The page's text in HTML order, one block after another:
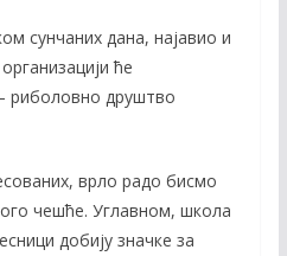
сунчаних дана, најавио и
ће
риболовно друштво
врло радо бисмо
чешће. Углавном, школа
добију значке за